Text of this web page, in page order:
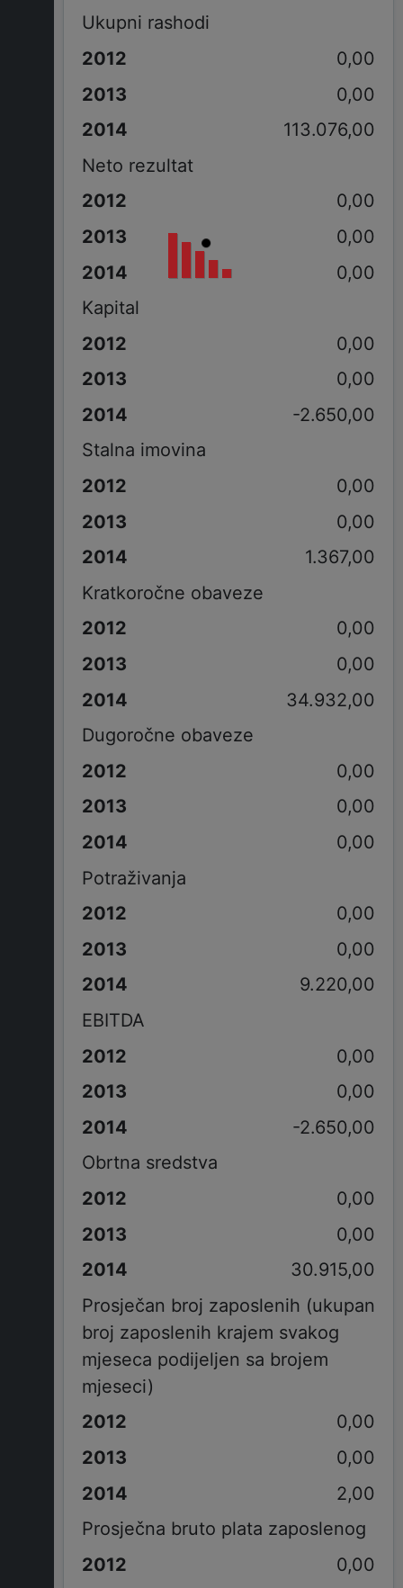
Ukupni rashodi
0,00
0,00
113.076,00
Neto rezultat
0,00
0,00
0,00
Kapital
0,00
0,00
-2.650,00
Stalna imovina
0,00
0,00
1.367,00
Kratkoročne obaveze
0,00
0,00
34.932,00
Dugoročne obaveze
0,00
0,00
0,00
Potraživanja
0,00
0,00
9.220,00
EBITDA
0,00
0,00
-2.650,00
Obrtna sredstva
0,00
0,00
30.915,00
Prosječan broj zaposlenih (ukupan
broj zaposlenih krajem svakog
mjeseca podijeljen sa brojem
mjeseci)
0,00
0,00
2,00
Prosječna bruto plata zaposlenog
0,00